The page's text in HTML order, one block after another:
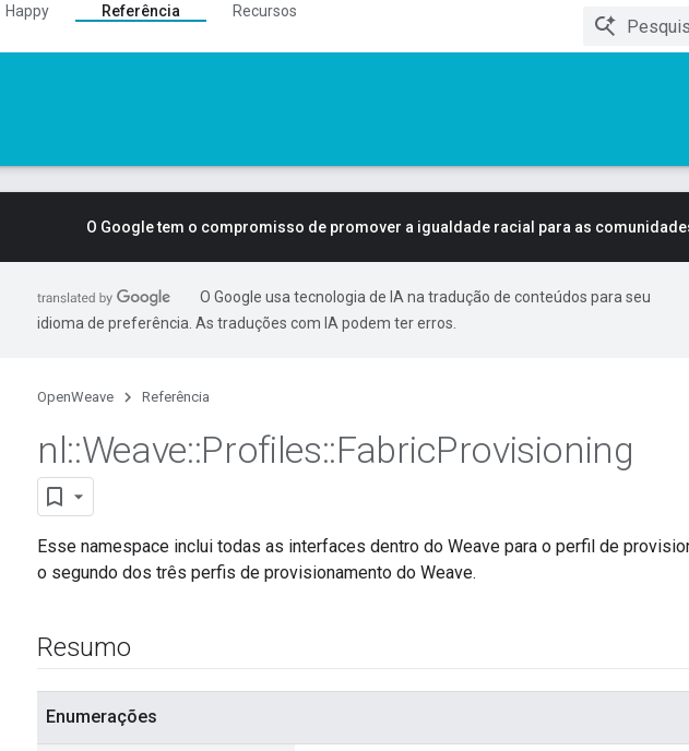
Happy Referência
Recursos
O Google tem o compromisso de promover a igualdade racial para as
O Google usa tecnologia de IA na tradução de conteúdos para seu
idioma de preferência. As traduções com IA podem ter erros.
OpenWeave Referência
nl::Weave::Profiles::FabricProvisioning
Esse namespace inclui todas as interfaces dentro do Weave para o perfil de
o segundo dos três perfis de provisionamento do Weave.
Resumo
Enumerações